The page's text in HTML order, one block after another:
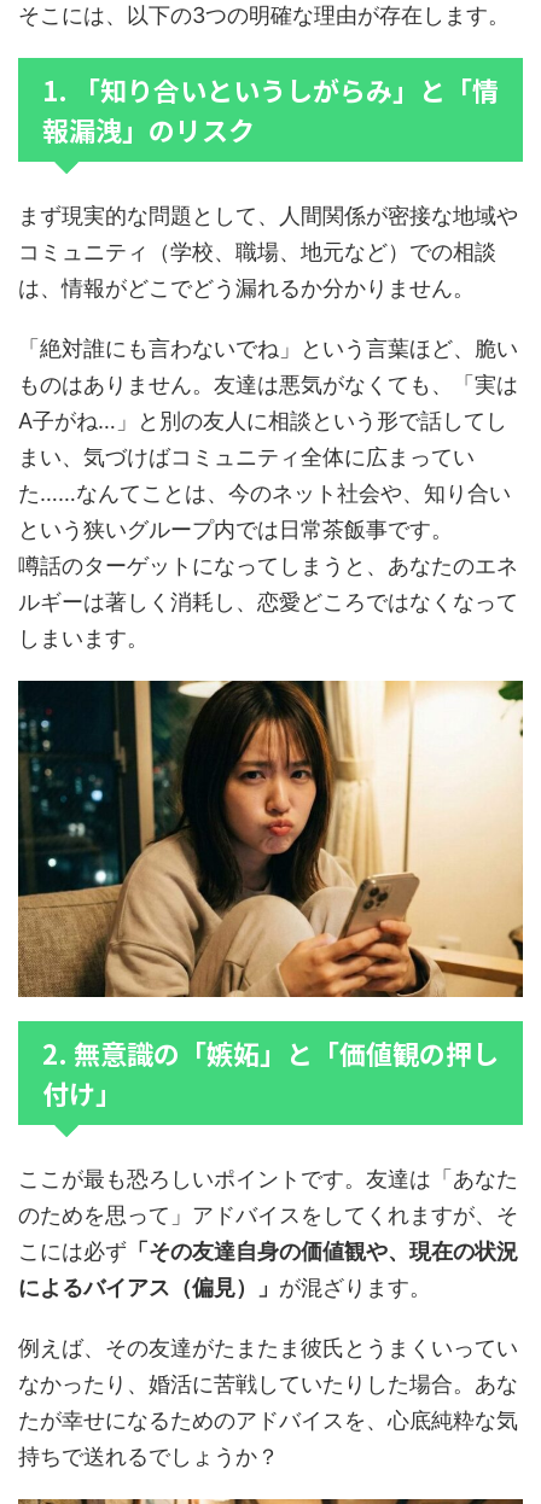
そこには、以下の3つの明確な理由が存在します。
1. 「知り合いというしがらみ」と「情
報漏洩」のリスク
まず現実的な問題として、人間関係が密接な地域や
コミュニティ（学校、職場、地元など）での相談
は、情報がどこでどう漏れるか分かりません。
「絶対誰にも言わないでね」という言葉ほど、脆い
ものはありません。友達は悪気がなくても、「実は
A子がね…」と別の友人に相談という形で話してし
まい、気づけばコミュニティ全体に広まってい
た……なんてことは、今のネット社会や、知り合い
という狭いグループ内では日常茶飯事です。
噂話のターゲットになってしまうと、あなたのエネ
ルギーは著しく消耗し、恋愛どころではなくなって
しまいます。
2. 無意識の「嫉妬」と「価値観の押し
付け」
ここが最も恐ろしいポイントです。友達は「あなた
のためを思って」アドバイスをしてくれますが、そ
こには必ず 「その友達自身の価値観や、現在の状況
によるバイアス（偏見）」 が混ざります。
例えば、その友達がたまたま彼氏とうまくいってい
なかったり、婚活に苦戦していたりした場合。あな
たが幸せになるためのアドバイスを、心底純粋な気
持ちで送れるでしょうか？